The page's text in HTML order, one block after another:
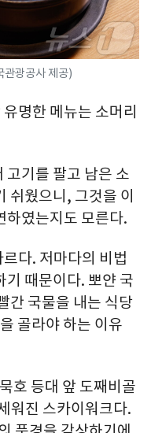
관광공사 제공)
명한 메뉴는 소머리
고기를 팔고 남은 소
쉬웠으니, 그것을 이
하였는지도 모른다.
다. 저마다의 비법
기 때문이다. 뽀얀 국
간 국물을 내는 식당
골라야 하는 이유
호 등대 앞 도째비골
워진 스카이워크다.